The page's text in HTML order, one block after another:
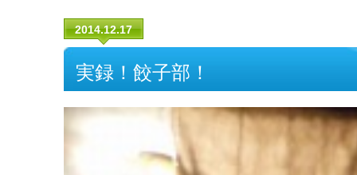
2014.12.17
実録！餃子部！